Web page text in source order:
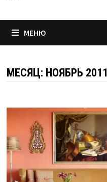
МЕНЮ
МЕСЯЦ: НОЯБРЬ 2011